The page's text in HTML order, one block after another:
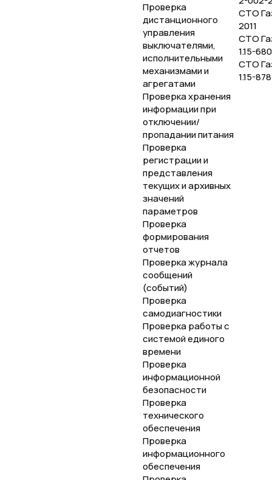
Проверка
дистанционного
управления
выключателями,
исполнительными
механизмами и
агрегатами
Проверка хранения
информации при
отключении/
пропадании питания
Проверка
регистрации и
представления
текущих и архивных
значений
параметров
Проверка
формирования
отчетов
Проверка журнала
сообщений
(событий)
Проверка
самодиагностики
Проверка работы с
системой единого
времени
Проверка
информационной
безопасности
Проверка
технического
обеспечения
Проверка
информационного
обеспечения
СТО
2011
СТО
1.15-
СТО
1.15-